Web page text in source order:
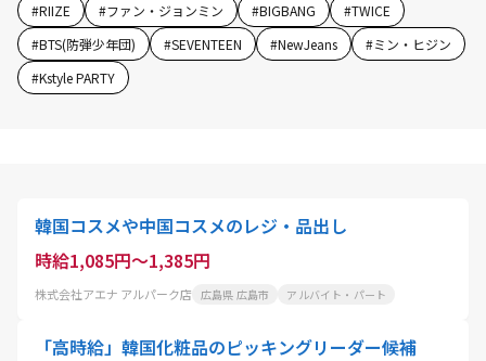
#RIIZE #ファン・ジョンミン #BIGBANG #TWICE
#BTS(防弾少年団) #SEVENTEEN #NewJeans #ミン・ヒジン
#Kstyle PARTY
韓国コスメや中国コスメのレジ・品出し
時給1,085円～1,385円
株式会社アエナ アルパーク店 広島県 広島市 アルバイト・パート
「高時給」韓国化粧品のピッキングリーダー候補